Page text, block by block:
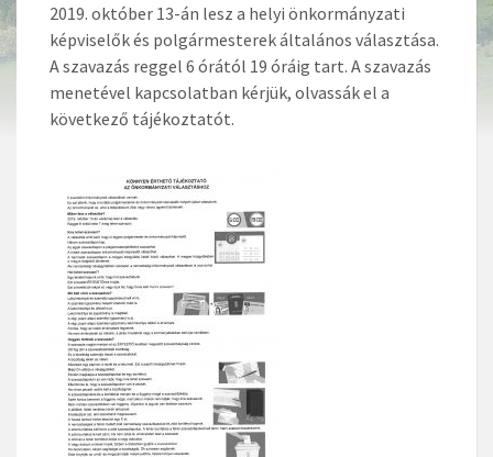
2019. október 13-án lesz a helyi önkormányzati
képviselők és polgármesterek általános választása.
A szavazás reggel 6 órától 19 óráig tart. A szavazás
menetével kapcsolatban kérjük, olvassák el a
következő tájékoztatót.